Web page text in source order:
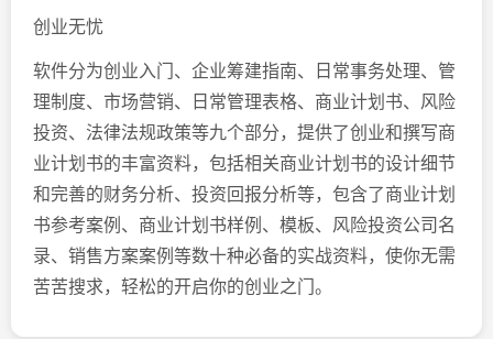
创业无忧
软件分为创业入门、企业筹建指南、日常事务处理、管
理制度、市场营销、日常管理表格、商业计划书、风险
投资、法律法规政策等九个部分，提供了创业和撰写商
业计划书的丰富资料，包括相关商业计划书的设计细节
和完善的财务分析、投资回报分析等，包含了商业计划
书参考案例、商业计划书样例、模板、风险投资公司名
录、销售方案案例等数十种必备的实战资料，使你无需
苦苦搜求，轻松的开启你的创业之门。